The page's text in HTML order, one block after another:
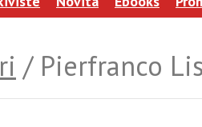
/ Pierfranco